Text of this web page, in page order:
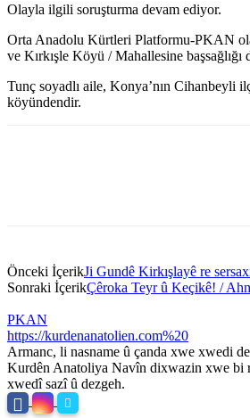
Olayla ilgili soruşturma devam ediyor.
Orta Anadolu Kürtleri Platformu-PKAN
ve Kırkışle Köyü / Mahallesine başsağlığı
Tunç soyadlı aile, Konya’nın Cihanbeyli
köyündendir.
Önceki İçerikJi Gundê Kirkışlayê re
Sonraki İçerikÇêroka Teyr û Keçikê! /
PKAN
https://kurdenanatolien.com%20
Armanc, li nasname û çanda xwe xwedi
Kurdên Anatoliya Navîn dixwazin xwe bi
xwedî sazî û dezgeh.